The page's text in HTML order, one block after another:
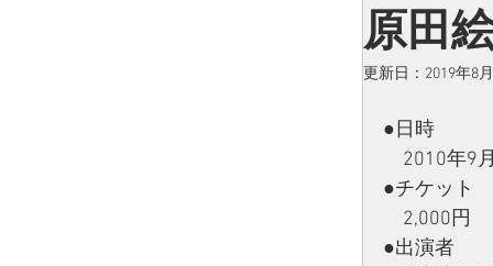
原田
更新日： 2019年8
●日時
2010年9
●チケット
2,000円
●出演者